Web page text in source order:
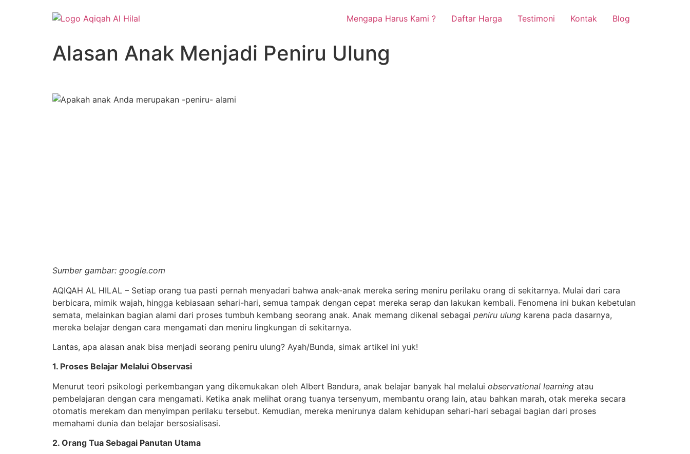
Mengapa Harus Kami ? Daftar Harga Testimoni Kontak Blog
Alasan Anak Menjadi Peniru Ulung
Sumber gambar: google.com
AQIQAH AL HILAL – Setiap orang tua pasti pernah menyadari bahwa anak-anak mereka sering meniru perilaku orang di sekitarnya. Mulai dari cara
berbicara, mimik wajah, hingga kebiasaan sehari-hari, semua tampak dengan cepat mereka serap dan lakukan kembali. Fenomena ini bukan kebetulan
semata, melainkan bagian alami dari proses tumbuh kembang seorang anak. Anak memang dikenal sebagai peniru ulung karena pada dasarnya,
mereka belajar dengan cara mengamati dan meniru lingkungan di sekitarnya.
Lantas, apa alasan anak bisa menjadi seorang peniru ulung? Ayah/Bunda, simak artikel ini yuk!
1. Proses Belajar Melalui Observasi
Menurut teori psikologi perkembangan yang dikemukakan oleh Albert Bandura, anak belajar banyak hal melalui observational learning atau
pembelajaran dengan cara mengamati. Ketika anak melihat orang tuanya tersenyum, membantu orang lain, atau bahkan marah, otak mereka secara
otomatis merekam dan menyimpan perilaku tersebut. Kemudian, mereka menirunya dalam kehidupan sehari-hari sebagai bagian dari proses
memahami dunia dan belajar bersosialisasi.
2. Orang Tua Sebagai Panutan Utama